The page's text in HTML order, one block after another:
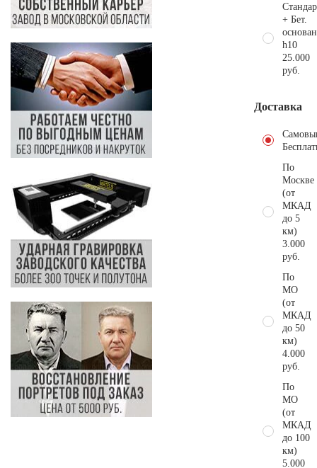
+ Бет.
h10
25.000
руб.
Доставка
По
Москве
(от
МКАД
до 5
км)
3.000
руб.
По
МО
(от
МКАД
до 50
км)
4.000
руб.
По
МО
(от
МКАД
до 100
км)
5.000